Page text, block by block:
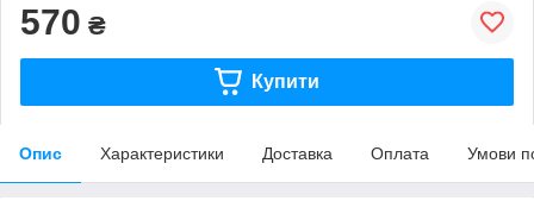
570 ₴
Купити
Опис Характеристики Доставка Оплата Умови